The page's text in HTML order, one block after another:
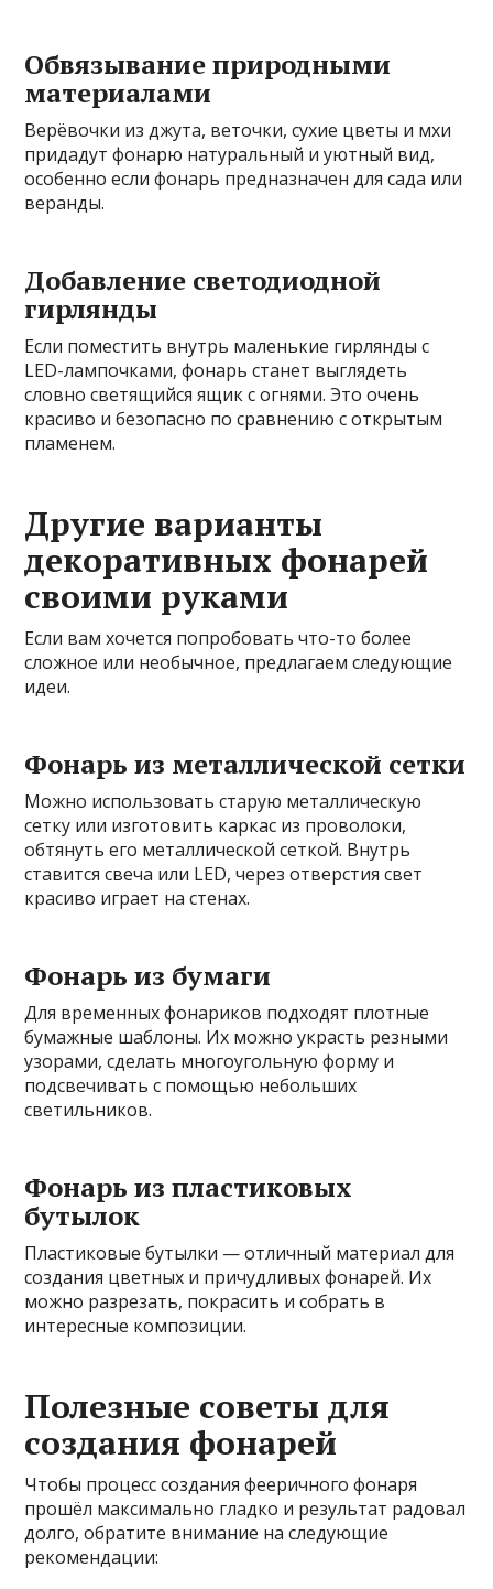
Обвязывание природными
материалами
Верёвочки из джута, веточки, сухие цветы и мхи
придадут фонарю натуральный и уютный вид,
особенно если фонарь предназначен для сада или
веранды.
Добавление светодиодной
гирлянды
Если поместить внутрь маленькие гирлянды с
LED-лампочками, фонарь станет выглядеть
словно светящийся ящик с огнями. Это очень
красиво и безопасно по сравнению с открытым
пламенем.
Другие варианты
декоративных фонарей
своими руками
Если вам хочется попробовать что-то более
сложное или необычное, предлагаем следующие
идеи.
Фонарь из металлической сетки
Можно использовать старую металлическую
сетку или изготовить каркас из проволоки,
обтянуть его металлической сеткой. Внутрь
ставится свеча или LED, через отверстия свет
красиво играет на стенах.
Фонарь из бумаги
Для временных фонариков подходят плотные
бумажные шаблоны. Их можно украсть резными
узорами, сделать многоугольную форму и
подсвечивать с помощью небольших
светильников.
Фонарь из пластиковых
бутылок
Пластиковые бутылки — отличный материал для
создания цветных и причудливых фонарей. Их
можно разрезать, покрасить и собрать в
интересные композиции.
Полезные советы для
создания фонарей
Чтобы процесс создания фееричного фонаря
прошёл максимально гладко и результат радовал
долго, обратите внимание на следующие
рекомендации: